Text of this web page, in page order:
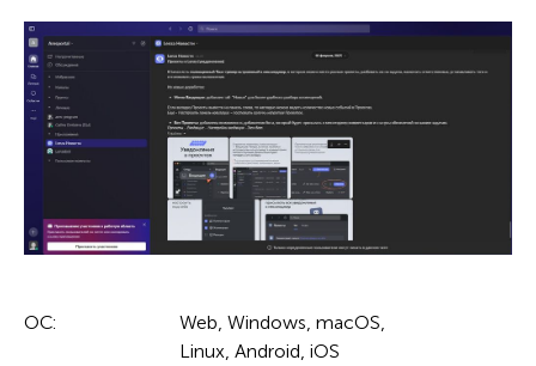
ОС:
Web, Windows, macOS,
Linux, Android, iOS